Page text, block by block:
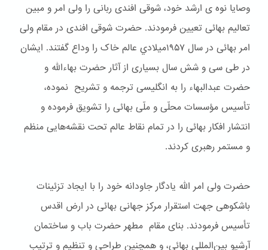
وصایا نوه ی ارشد خود، شوقی افندی ربانی را ولی امر و مبین
تعالیم بهائی تعیین فرمودند. حضرت شوقی افندی در مقام ولی
امر بهائی در سال ۱۹۵۷ميلادي عالم خاک را وداع گفتند. ایشان
در طی سی و شش سال بسیاری از آثار حضرت بهاءالله و
حضرت عبدالبهاء را به انگلیسی ترجمه و تشریح نموده،
تأسیس مؤسسات محلّی و ملّی بهائی را تشویق فرموده و
انتشار افکار بهائی را در تمام نقاط عالم تحت نقشه‌هایی منظم
و مستمر رهبری کردند.
حضرت ولی امر الله یادگار جاودانه خود را با ایجاد تزئینات
باشكوهی جهت استقرار مرکز جهانی بهائی در ارض اقدس
تأسیس فرمودند. بنای مقام مطهر حضرت باب و ساختمان
آرشیو بین‌المللی بهائی، و همچنین طراحی و تنظیم و ترتیب